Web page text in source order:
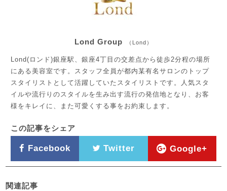
Lond Group （Lond）
Lond(ロンド)銀座駅、銀座4丁目の交差点から徒歩2分程の場所
にある美容室です。スタッフ全員が都内某有名サロンのトップ
スタイリストとして活躍していたスタイリストです。人気スタ
イルや流行りのスタイルを生み出す流行の発信地となり、お客
様をキレイに、また可愛くする事をお約束します。
この記事をシェア
Facebook Twitter Google+
関連記事